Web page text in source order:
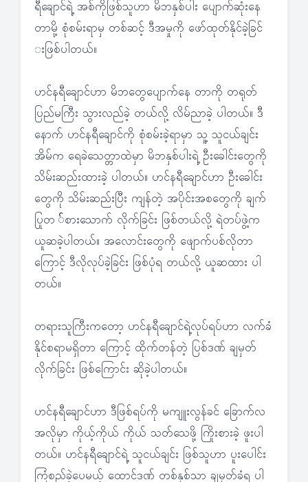
ရီချောင်ရဲ့ အစ်ကိုဖြစ်သူဟာ မိဘနှစ်ပါး ပျောက်ဆုံးနေ
တာမို့ စုံစမ်းရာမှ တစ်ဆင့် ဒီအမှုကို ဖော်ထုတ်နိုင်ခဲ့ခြင်
းဖြစ်ပါတယ်။
ဟင်နရီချောင်ပာာ မိဘတွေပျောက်နေ တာကို တရုတ်
ပြည်မကြီး သွားလည်ခဲ့ တယ်လို့ လိမ်ညာခဲ့ ပါတယ်။ ဒီ
နောက် ဟင်နရီချောင်ကို စုံစမ်းခဲ့ရာမှာ သူ့ သူငယ်ချင်း
အိမ်က ရေခဲသေတ္တာထဲမှာ မိဘနှစ်ပါးရဲ့ ဦးခေါင်းတွေကို
သိမ်းဆည်းထားခဲ့ ပါတယ်။ ဟင်နရီချောင်ဟာ ဦးခေါင်း
တွေကို သိမ်းဆည်းပြီး ကျန်တဲ့ အပိုင်းအစတွေကို ချက်
ပြုတ ်စားသောက် လိုက်ခြင်း ဖြစ်တယ်လို့ ရဲတပ်ဖွဲ့က
ယူဆခဲ့ပါတယ်။ အလောင်းတွေကို ဖျောက်ပစ်လိုတာ
ကြောင့် ဒီလိုလုပ်ခဲ့ခြင်း ဖြစ်ပုံရ တယ်လို့ ယူဆထား ပါ
တယ်။
တရားသူကြီးကတော့ ဟင်နရီချောင်ရဲ့လုပ်ရပ်ဟာ လက်ခံ
နိုင်စရာမရှိတာ ကြောင့် ထိုက်တန်တဲ့ ပြစ်ဒဏ် ချမှတ်
လိုက်ခြင်း ဖြစ်ကြောင်း ဆိုခဲ့ပါတယ်။
ဟင်နရီချောင်ဟာ ဒီဖြစ်ရပ်ကို မကျူးလွန်ခင် ခြောက်လ
အလိုမှာ ကိုယ့်ကိုယ် ကိုယ် သတ်သေဖို့ ကြိုးစားခဲ့ ဖူးပါ
တယ်။ ဟင်နရီချောင်ရဲ့ သူငယ်ချင်း ဖြစ်သူဟာ ပူးပေါင်း
ကြံစည်ခဲ့ပေမယ့် ထောင်ဒဏ် တစ်နှစ်သာ ချမှတ်ခံရ ပါ